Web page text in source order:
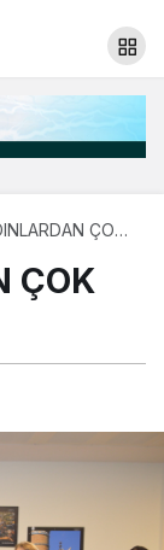
ÇOK
ÇOK
ETKİNLİK